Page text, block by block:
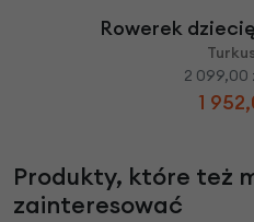
Rowerek
2 099,00
1
Produkty, które też
zainteresować